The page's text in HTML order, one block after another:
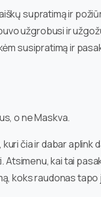
supratimą ir
užgrobusi ir
susipratimą ir
o ne Maskva.
čia ir dabar aplink
Atsimenu, kai tai
koks raudonas tapo